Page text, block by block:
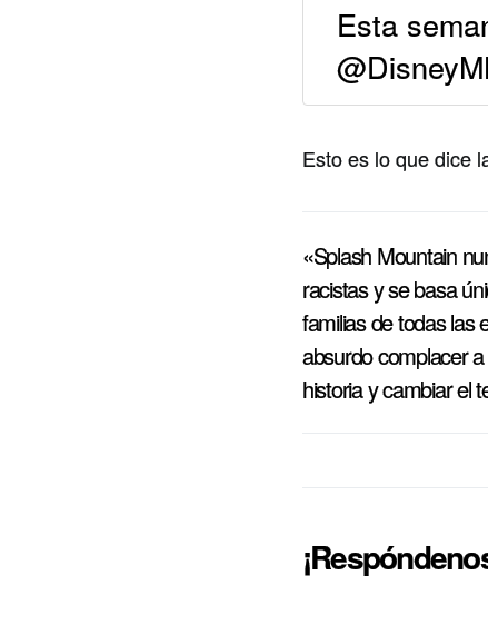
Esta
Esto es lo que dice
«Splash Mountain
racistas y se basa
familias de todas las
absurdo complacer
historia y cambiar el